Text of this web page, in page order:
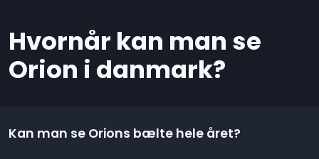
Hvornår kan man se
Orion i danmark?
Kan man se Orions bælte hele året?